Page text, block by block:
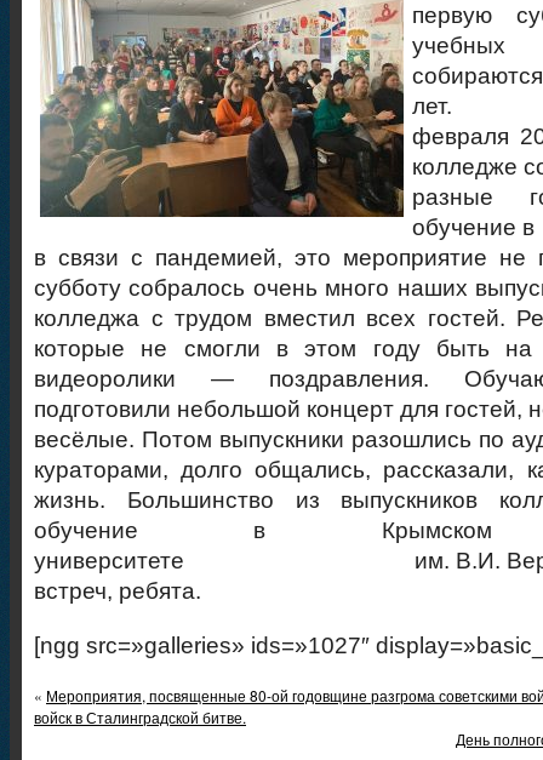
первую
февраля
колледже
разные
обучение в
в связи с пандемией, это мероприятие не
субботу собралось очень много наших
колледжа с трудом вместил всех гостей.
которые не смогли в этом году быть на
видеоролики — поздравления.
подготовили небольшой концерт для гостей,
весёлые. Потом выпускники разошлись по
кураторами, долго общались, рассказали,
жизнь. Большинство из выпускников
обучение в Крымском
университете им. В.И.
встреч, ребята.
[ngg src=»galleries» ids=»1027″
« Мероприятия, посвященные 80-ой годовщине разгрома советскими
войск в Сталинградской битве.
День